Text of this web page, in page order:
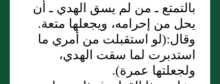
بالتمتع ـ من لم يسق الهدي ـ أن
يحل من إحرامه، ويجعلها متعة‏.‏
وقال‏:‏‏(‏لو استقبلت من أمري ما
استدبرت لما سقت الهدي،
ولجعلتها عمرة‏)‏‏.‏